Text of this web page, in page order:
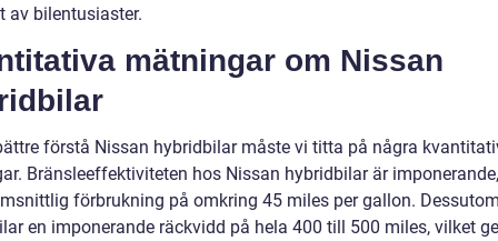
av bilentusiaster.
mätningar om Nissan
förstå Nissan hybridbilar måste vi titta på några
Bränsleeffektiviteten hos Nissan hybridbilar är
förbrukning på omkring 45 miles per gallon.
en imponerande räckvidd på hela 400 till 500 miles, vilket